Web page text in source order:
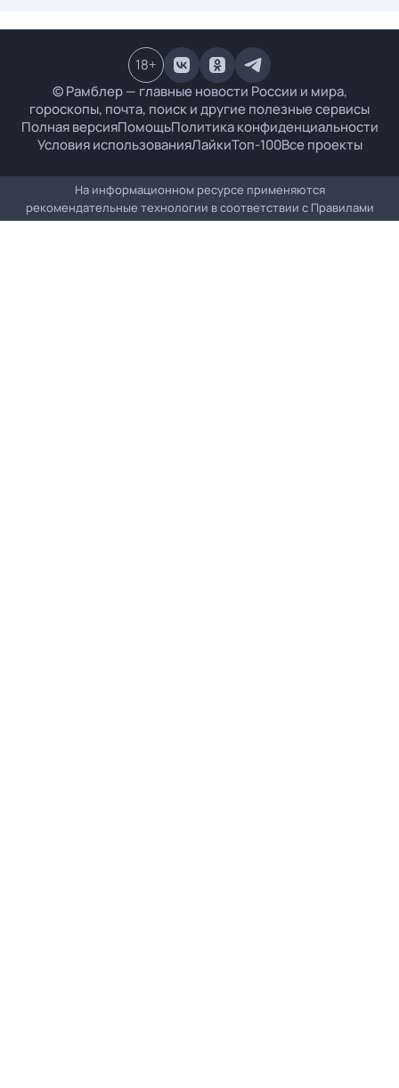
© Рамблер — главные новости России и мира,
гороскопы, почта, поиск и другие полезные сервисы
Полная версияПомощьПолитика конфиденциальности
Условия использованияЛайкиТоп-100Все проекты
18+
На информационном ресурсе применяются
рекомендательные технологии в соответствии с Правилами